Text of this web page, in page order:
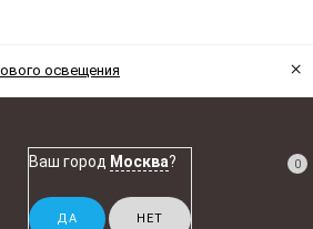
освещения ×
Ваш город Москва? 0